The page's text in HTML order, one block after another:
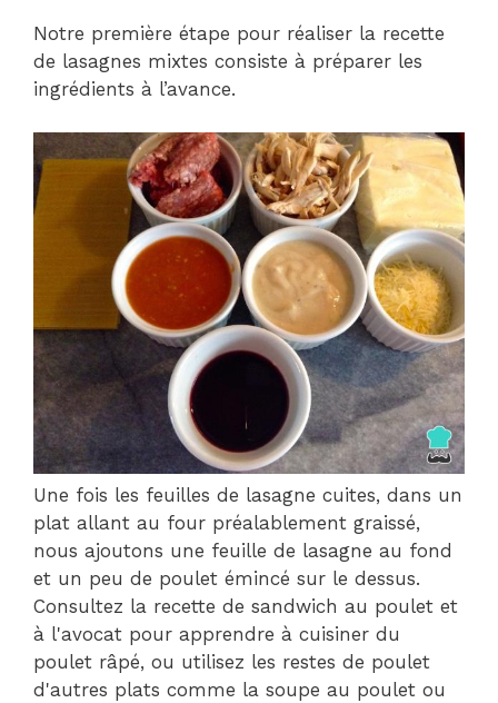
Notre première étape pour réaliser la recette
de lasagnes mixtes consiste à préparer les
ingrédients à l’avance.
Une fois les feuilles de lasagne cuites, dans un
plat allant au four préalablement graissé,
nous ajoutons une feuille de lasagne au fond
et un peu de poulet émincé sur le dessus.
Consultez la recette de sandwich au poulet et
à l'avocat pour apprendre à cuisiner du
poulet râpé, ou utilisez les restes de poulet
d'autres plats comme la soupe au poulet ou